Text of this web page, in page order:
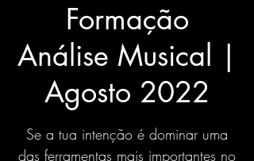
Formação
Análise Musical |
Agosto 2022
Se a tua intenção é dominar uma
das ferramentas mais importantes no